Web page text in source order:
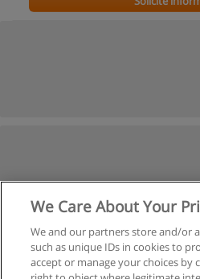
We Care About Your
We and our partners store and/or
such as unique IDs in cookies to
accept or manage your choices by